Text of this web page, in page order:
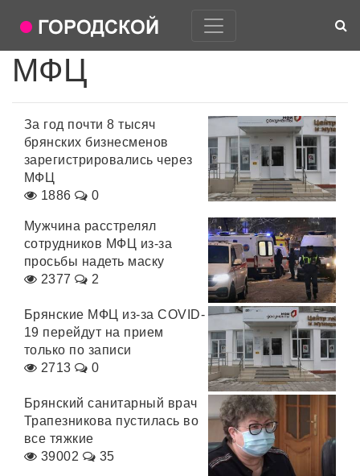
МФЦ
За год почти 8 тысяч
брянских бизнесменов
зарегистрировались через
МФЦ
1886
0
Мужчина расстрелял
сотрудников МФЦ из-за
просьбы надеть маску
2377
2
Брянские МФЦ из-за COVID-
19 перейдут на прием
только по записи
2713
0
Брянский санитарный врач
Трапезникова пустилась во
все тяжкие
39002
35